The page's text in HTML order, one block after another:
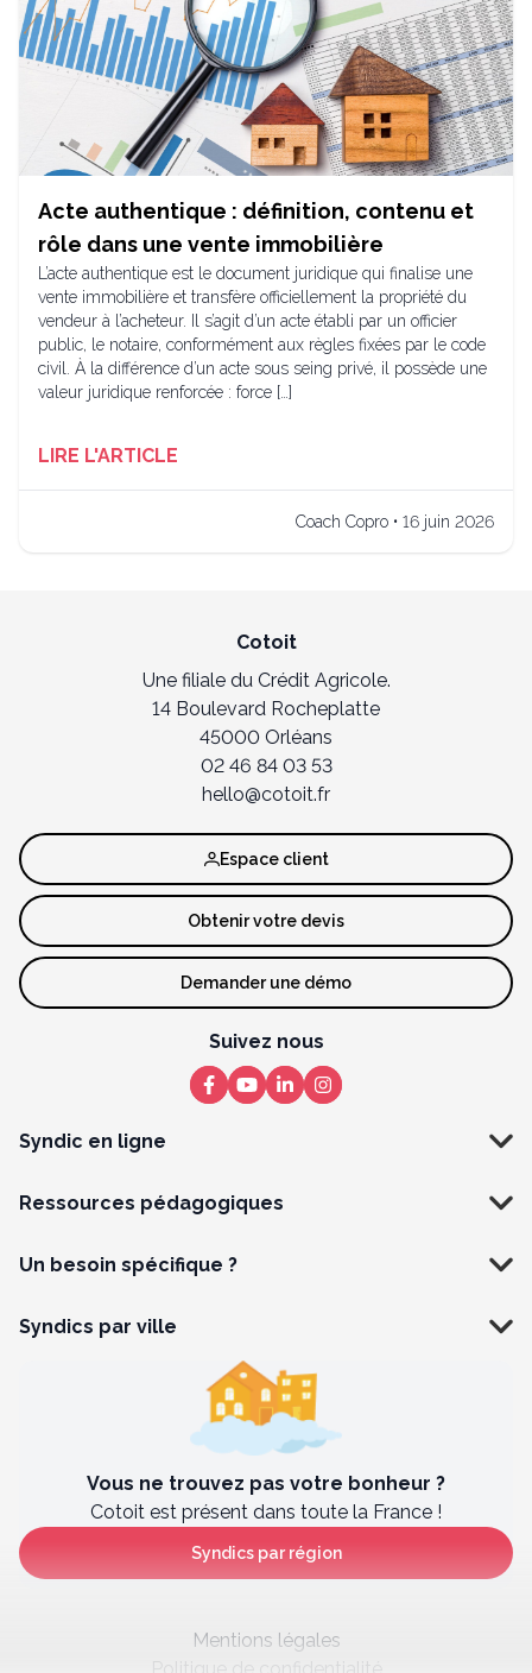
Acte authentique : définition, contenu et
rôle dans une vente immobilière
L’acte authentique est le document juridique qui finalise une
vente immobilière et transfère officiellement la propriété du
vendeur à l’acheteur. Il s’agit d’un acte établi par un officier
public, le notaire, conformément aux règles fixées par le code
civil. À la différence d’un acte sous seing privé, il possède une
valeur juridique renforcée : force […]
LIRE L'ARTICLE
Coach Copro • 16 juin 2026
Cotoit
Une filiale du Crédit Agricole.
14 Boulevard Rocheplatte
45000 Orléans
02 46 84 03 53
hello@cotoit.fr
Syndic en ligne
Ressources pédagogiques
Un besoin spécifique ?
Espace client
Obtenir votre devis
Demander une démo
Suivez nous
Syndics par ville
Vous ne trouvez pas votre bonheur ?
Cotoit est présent dans toute la France !
Syndics par région
Mentions légales